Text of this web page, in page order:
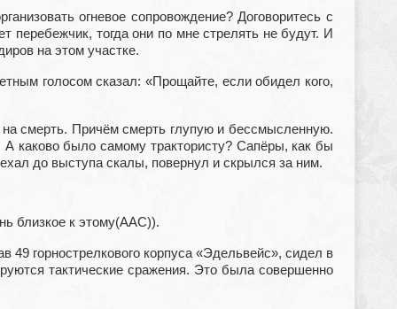
огневое сопровождение? Договоритесь с
тогда они по мне стрелять не будут. И
на этом участке.
голосом сказал: «Прощайте, если обидел кого,
смерть. Причём смерть глупую и бессмысленную.
каково было самому трактористу? Сапёры, как бы
до выступа скалы, повернул и скрылся за ним.
близкое к этому(ААС)).
горнострелкового корпуса «Эдельвейс», сидел в
тактические сражения. Это была совершенно